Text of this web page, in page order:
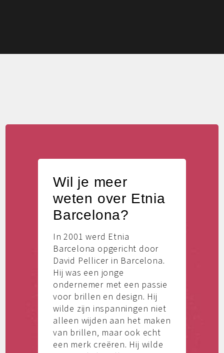
Wil je meer
weten over Etnia
Barcelona?
In 2001 werd Etnia
Barcelona opgericht door
David Pellicer in Barcelona.
Hij was een jonge
ondernemer met een passie
voor brillen en design. Hij
wilde zijn inspanningen niet
alleen wijden aan het maken
van brillen, maar ook echt
een merk creëren. Hij wilde